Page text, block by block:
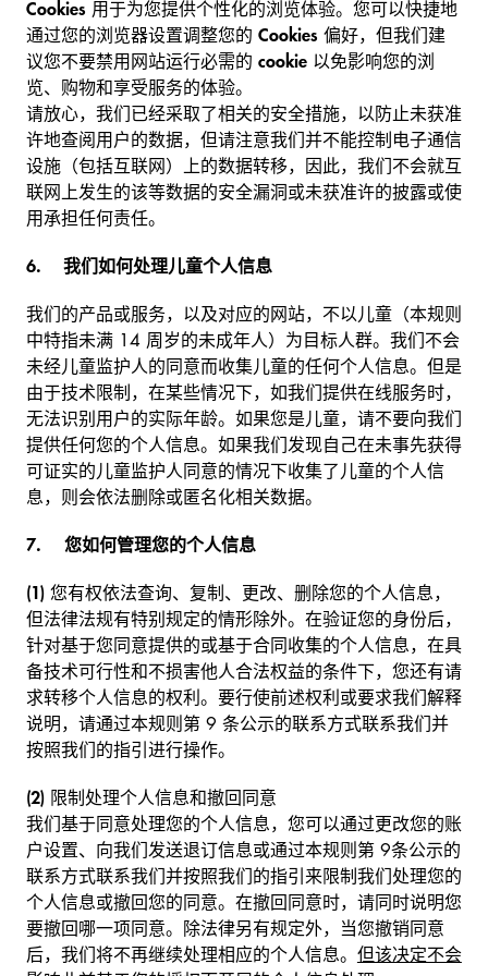
Cookies 用于为您提供个性化的浏览体验。您可以快捷地
通过您的浏览器设置调整您的 Cookies 偏好，但我们建
议您不要禁用网站运行必需的 cookie以免影响您的浏
览、购物和享受服务的体验。
请放心，我们已经采取了相关的安全措施，以防止未获准
许地查阅用户的数据，但请注意我们并不能控制电子通信
设施（包括互联网）上的数据转移，因此，我们不会就互
联网上发生的该等数据的安全漏洞或未获准许的披露或使
用承担任何责任。
6. 我们如何处理儿童个人信息
我们的产品或服务，以及对应的网站，不以儿童（本规则
中特指未满 14 周岁的未成年人）为目标人群。我们不会
未经儿童监护人的同意而收集儿童的任何个人信息。但是
由于技术限制，在某些情况下，如我们提供在线服务时，
无法识别用户的实际年龄。如果您是儿童，请不要向我们
提供任何您的个人信息。如果我们发现自己在未事先获得
可证实的儿童监护人同意的情况下收集了儿童的个人信
息，则会依法删除或匿名化相关数据。
7. 您如何管理您的个人信息
(1) 您有权依法查询、复制、更改、删除您的个人信息，
但法律法规有特别规定的情形除外。在验证您的身份后，
针对基于您同意提供的或基于合同收集的个人信息，在具
备技术可行性和不损害他人合法权益的条件下，您还有请
求转移个人信息的权利。要行使前述权利或要求我们解释
说明，请通过本规则第 9 条公示的联系方式联系我们并
按照我们的指引进行操作。
(2) 限制处理个人信息和撤回同意
我们基于同意处理您的个人信息，您可以通过更改您的账
户设置、向我们发送退订信息或通过本规则第 9条公示的
联系方式联系我们并按照我们的指引来限制我们处理您的
个人信息或撤回您的同意。在撤回同意时，请同时说明您
要撤回哪一项同意。除法律另有规定外，当您撤销同意
后，我们将不再继续处理相应的个人信息。 但该决定不会